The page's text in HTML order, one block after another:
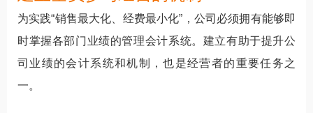
为实践“销售最大化、经费最小化”，公司必须拥有能够即
时掌握各部门业绩的管理会计系统。建立有助于提升公
司业绩的会计系统和机制，也是经营者的重要任务之
一。